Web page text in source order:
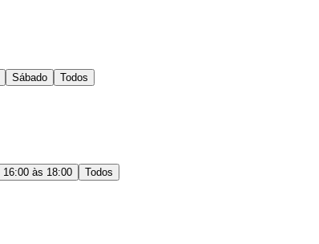
Sábado Todos
16:00 às 18:00 Todos